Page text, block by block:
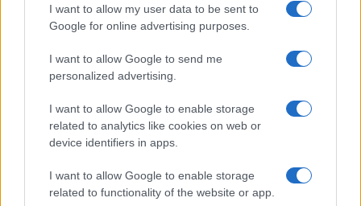
I want to allow my user data to be sent to
Google for online advertising purposes.
I want to allow Google to send me
personalized advertising.
I want to allow Google to enable storage
related to analytics like cookies on web or
device identifiers in apps.
I want to allow Google to enable storage
related to functionality of the website or app.
P.iva IT10840101009
news
ambiente
vivere green
viaggiare green
Academy
Home